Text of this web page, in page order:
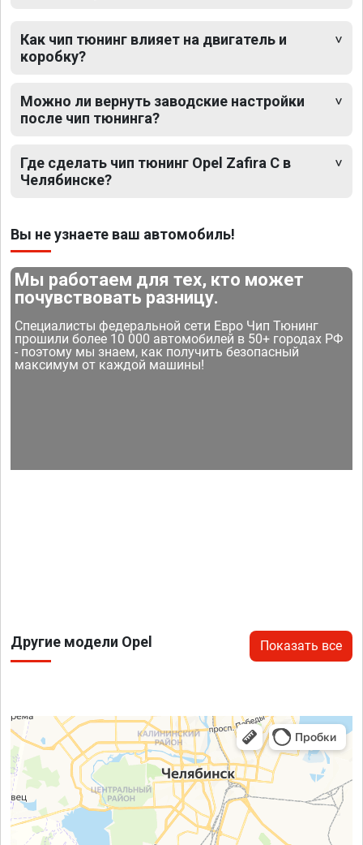
Как чип тюнинг влияет на двигатель и
коробку?
Можно ли вернуть заводские настройки
после чип тюнинга?
Где сделать чип тюнинг Opel Zafira C в
Челябинске?
Вы не узнаете ваш автомобиль!
Мы работаем для тех, кто может
почувствовать разницу.
Специалисты федеральной сети Евро Чип Тюнинг
прошили более 10 000 автомобилей в 50+ городах РФ
- поэтому мы знаем, как получить безопасный
максимум от каждой машины!
Другие модели Opel Показать все